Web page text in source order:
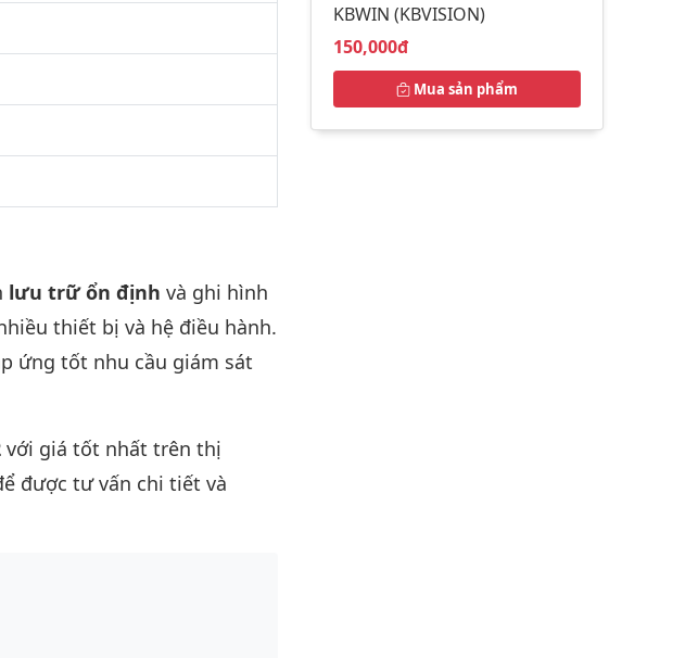
lưu trữ ổn định và ghi hình
thiết bị và hệ điều hành.
ứng tốt nhu cầu giám sát
với giá tốt nhất trên thị
được tư vấn chi tiết và
KBWIN (KBVISION)
Giá bán:
150,000đ
Mua sản phẩm